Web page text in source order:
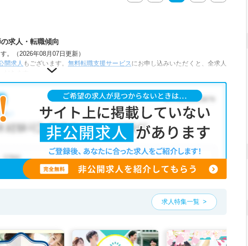
求人・転職傾向
。（2026年08月07日更新）
開求人 もございます。 無料転職支援サービス にお申し込みいただくと、全求人
うな条件が人気です。
正社員(正職員)・病院・クリニック
「こだわり条件」から検索いただくか、お気軽にお問い合わせください。
可能です。
と、ご希望条件をヒアリングした上で求人をご提案いたします。
希望条件をピックアップした求人特集をぜひご活用ください。
、お気軽にご相談ください。
求人特集一覧